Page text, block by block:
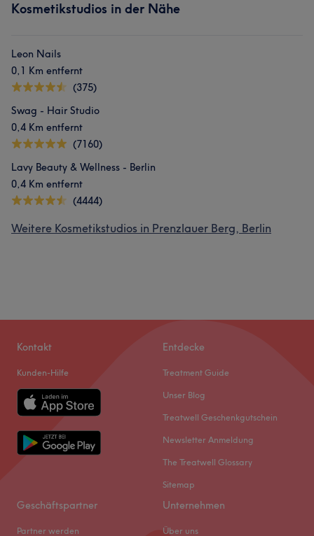
Was unsere Kunden über Lana sagen
Kosmetikstudios in der Nähe
Leon Nails
0,1 Km entfernt
(375)
Swag - Hair Studio
0,4 Km entfernt
(7160)
Lavy Beauty & Wellness - Berlin
0,4 Km entfernt
(4444)
Weitere Kosmetikstudios in Prenzlauer Berg, Berlin
Kontakt
Kunden-Hilfe
Entdecke
Treatment Guide
Unser Blog
Treatwell Geschenkgutschein
Newsletter Anmeldung
The Treatwell Glossary
Sitemap
Geschäftspartner
Partner werden
Unternehmen
Über uns